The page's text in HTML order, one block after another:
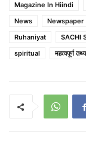
Magazine In Hiindi
News
Newspaper
Ruhaniyat
SACHI
spiritual
महत्वपूर्ण तथ्य